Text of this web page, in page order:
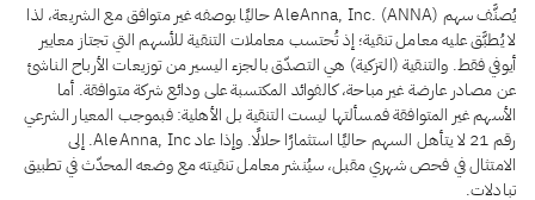
يُصنَّف سهم AleAnna, Inc. (ANNA) حاليًا بوصفه غير متوافق مع الشريعة، لذا
لا يُطبَّق عليه معامل تنقية؛ إذ تُحتسب معاملات التنقية للأسهم التي تجتاز معايير
أيوفي فقط. والتنقية (التزكية) هي التصدّق بالجزء اليسير من توزيعات الأرباح الناشئ
عن مصادر عارضة غير مباحة، كالفوائد المكتسبة على ودائع شركة متوافقة. أما
الأسهم غير المتوافقة فمسألتها ليست التنقية بل الأهلية: فبموجب المعيار الشرعي
رقم 21 لا يتأهل السهم حاليًا استثمارًا حلالًا. وإذا عاد AleAnna, Inc. إلى
الامتثال في فحص شهري مقبل، سيُنشر معامل تنقيته مع وضعه المحدّث في تطبيق
تبادلات.